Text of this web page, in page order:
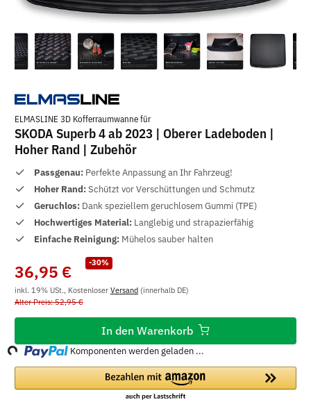
ELMASLINE 3D Kofferraumwanne für
SKODA Superb 4 ab 2023 | Oberer Ladeboden |
Hoher Rand | Zubehör
Passgenau: Perfekte Anpassung an Ihr Fahrzeug!
Hoher Rand:Schützt vor Verschüttungen und Schmutz
Geruchlos: Dank speziellem geruchlosem Gummi (TPE)
Hochwertiges Material: Langlebig und strapazierfähig
Einfache Reinigung: Mühelos sauber halten
-30%
36,95 €
inkl. 19% USt., Kostenloser Versand (innerhalb DE)
Alter Preis: 52,95 €
In den Warenkorb
Komponenten werden geladen ...